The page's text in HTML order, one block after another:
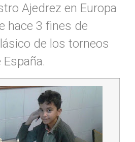
Ajedrez en Europa
hace 3 fines de
de los torneos